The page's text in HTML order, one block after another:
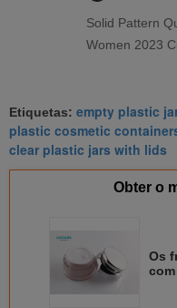
Solid Pattern
Women 2023
Etiquetas: empty plastic
plastic cosmetic
clear plastic jars with lids
Obter o
Os